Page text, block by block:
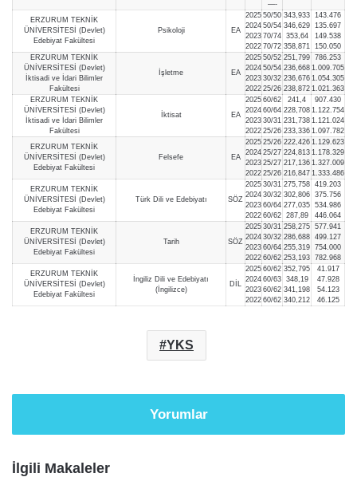
—-
ERZURUM TEKNİK
ÜNİVERSİTESİ (Devlet)
Edebiyat Fakültesi
Psikoloji EA
2025
2024
2023
2022
50/50
50/54
70/74
70/72
343,933
346,629
353,64
358,871
143.476
135.697
149.538
150.050
ERZURUM TEKNİK
ÜNİVERSİTESİ (Devlet)
İktisadi ve İdari Bilimler
Fakültesi
İşletme EA
2025
2024
2023
2022
50/52
50/54
30/32
25/26
251,799
236,668
236,676
238,872
786.253
1.009.705
1.054.305
1.021.363
ERZURUM TEKNİK
ÜNİVERSİTESİ (Devlet)
İktisadi ve İdari Bilimler
Fakültesi
İktisat EA
2025
2024
2023
2022
60/62
60/64
30/31
25/26
241,4
228,708
231,738
233,336
907.430
1.122.754
1.121.024
1.097.782
ERZURUM TEKNİK
ÜNİVERSİTESİ (Devlet)
Edebiyat Fakültesi
Felsefe EA
2025
2024
2023
2022
25/26
25/27
25/27
25/26
222,426
224,813
217,136
216,847
1.129.623
1.178.329
1.327.009
1.333.486
ERZURUM TEKNİK
ÜNİVERSİTESİ (Devlet)
Edebiyat Fakültesi
Türk Dili ve Edebiyatı SÖZ
2025
2024
2023
2022
30/31
30/32
60/64
60/62
275,758
302,806
277,035
287,89
419.203
375.756
534.986
446.064
ERZURUM TEKNİK
ÜNİVERSİTESİ (Devlet)
Edebiyat Fakültesi
Tarih SÖZ
2025
2024
2023
2022
30/31
30/32
60/64
60/62
258,275
286,688
255,319
253,193
577.941
499.127
754.000
782.968
ERZURUM TEKNİK
ÜNİVERSİTESİ (Devlet)
Edebiyat Fakültesi
İngiliz Dili ve Edebiyatı
(İngilizce)
DİL
2025
2024
2023
2022
60/62
60/63
60/62
60/62
352,795
348,19
341,198
340,212
41.917
47.928
54.123
46.125
YKS
Yorumlar
İlgili Makaleler